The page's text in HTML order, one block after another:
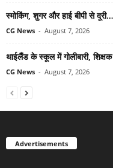
स्मोकिंग, शुगर और हाई बीपी से
CG News - August 7, 2026
थाईलैंड के स्कूल में गोलीबारी,
CG News - August 7, 2026
Advertisements